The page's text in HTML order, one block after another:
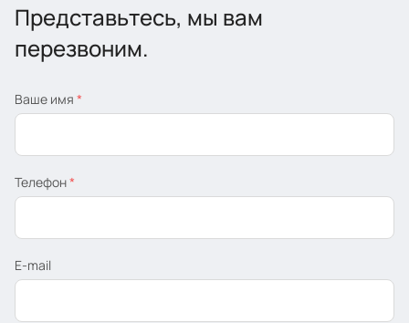
Представьтесь, мы вам
перезвоним.
Ваше имя *
Телефон*
E-mail